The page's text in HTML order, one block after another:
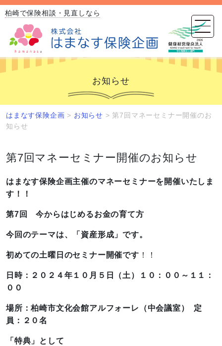
柏崎で保険相談・見直しなら
お知らせ
はまなす保険企画 > お知らせ >第7回マネーセミナー開催のお
知らせ
第7回マネーセミナー開催のお知らせ
はまなす保険企画主催のマネーセミナーを開催いたしま
す！！
第7回 今からはじめるお金の育て方
今回のテーマは、「資産形成」です。
初めての土曜日のセミナー開催です ！！
日時：２０２４年１０月５日（土）１０：００～１１：
００
場所：柏崎市文化会館アルフォーレ（中会議室） 定
員：２０名
「特典」として